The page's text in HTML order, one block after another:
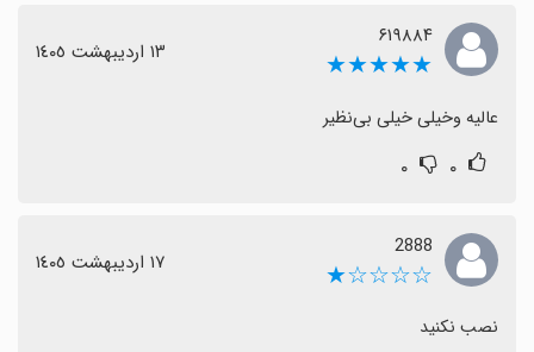
۶۱۹۸۸۴
★★★★★ ١٣ اردیبهشت ١٤٠٥
عالیه وخیلی خیلی بی‌نظیر
۰ ۰
2888
☆☆☆☆★ ١٧ اردیبهشت ١٤٠٥
نصب نکنید